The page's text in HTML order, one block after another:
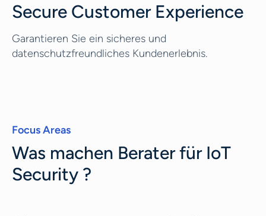
Secure Customer Experience
Garantieren Sie ein sicheres und
datenschutzfreundliches Kundenerlebnis.
Focus Areas
Was machen Berater für IoT
Security ?